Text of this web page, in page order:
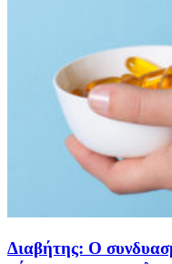
Διαβήτης: Ο